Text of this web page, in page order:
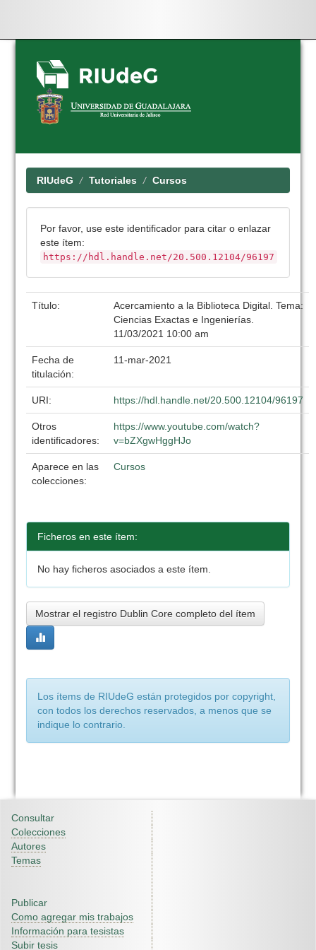
Skip
navigation
RIUdeG Tutoriales Cursos
Por favor, use este identificador para citar o enlazar
este ítem:
https://hdl.handle.net/20.500.12104/96197
Título:
Acercamiento a la Biblioteca Digital. Tema:
Ciencias Exactas e Ingenierías.
11/03/2021 10:00 am
Fecha de
titulación:
11-mar-2021
URI: https://hdl.handle.net/20.500.12104/96197
Otros
identificadores:
https://www.youtube.com/watch?
v=bZXgwHggHJo
Aparece en las
colecciones:
Cursos
Ficheros en este ítem:
No hay ficheros asociados a este ítem.
Mostrar el registro Dublin Core completo del ítem
Los ítems de RIUdeG están protegidos por copyright,
con todos los derechos reservados, a menos que se
indique lo contrario.
Consultar
Colecciones
Autores
Temas
Publicar
Como agregar mis trabajos
Información para tesistas
Subir tesis